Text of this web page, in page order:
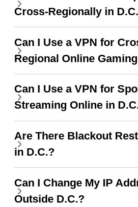
support this amazing
vpn honestly you
put more ads to grant
more range and faster
WiFi but honestly the
WiFi is already fast
when I use this I just
wanted to say thank
and keep up the good
work.
кілька доступних
безкоштовних
яких можна
переключатися.
мій улюблений.
Найкраще, я не бачив
жодної реклами досі,
оскільки користуюся
безкоштовним
сервісом. А 10/10.
Cross-Regionally in
Can I Use a VPN for
Regional Online
Can I Use a VPN for
Streaming Online in
Are There Blackout
in D.C.?
Can I Change My IP
Outside D.C.?